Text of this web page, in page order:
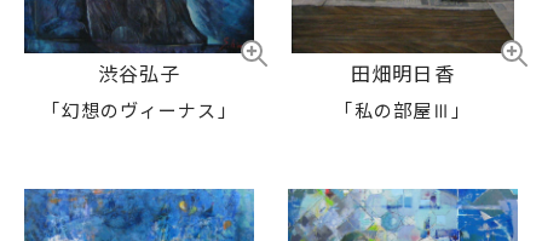
渋谷弘子
「幻想のヴィーナス」
田畑明日香
「私の部屋Ⅲ」